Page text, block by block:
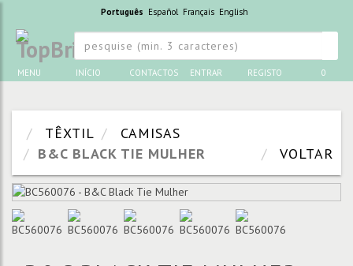
Português Español Français English
MENU INÍCIO CONTACTOS ENTRAR REGISTO 0
TÊXTIL
CAMISAS
B&C BLACK TIE MULHER
VOLTAR